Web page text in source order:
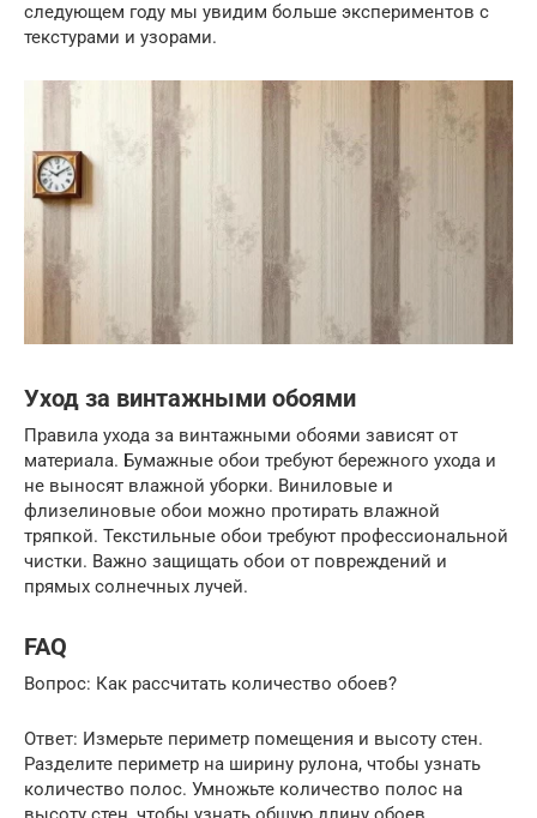
следующем году мы увидим больше экспериментов с
текстурами и узорами.
Уход за винтажными обоями
Правила ухода за винтажными обоями зависят от
материала. Бумажные обои требуют бережного ухода и
не выносят влажной уборки. Виниловые и
флизелиновые обои можно протирать влажной
тряпкой. Текстильные обои требуют профессиональной
чистки. Важно защищать обои от повреждений и
прямых солнечных лучей.
FAQ
Вопрос: Как рассчитать количество обоев?
Ответ: Измерьте периметр помещения и высоту стен.
Разделите периметр на ширину рулона, чтобы узнать
количество полос. Умножьте количество полос на